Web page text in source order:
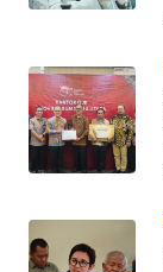
Regional
WN
WN
JAKARTA